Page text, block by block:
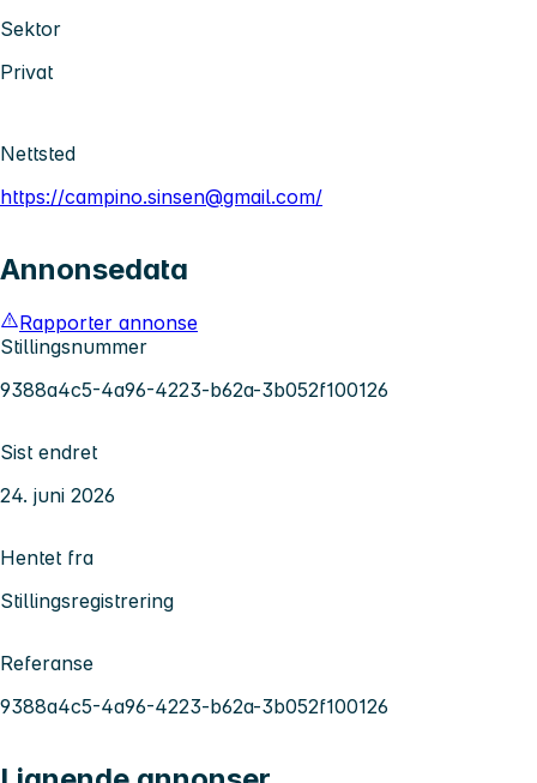
Sektor
Privat
Nettsted
https://campino.sinsen@gmail.com/
Annonsedata
Rapporter annonse
Stillingsnummer
9388a4c5-4a96-4223-b62a-3b052f100126
Sist endret
24. juni 2026
Hentet fra
Stillingsregistrering
Referanse
9388a4c5-4a96-4223-b62a-3b052f100126